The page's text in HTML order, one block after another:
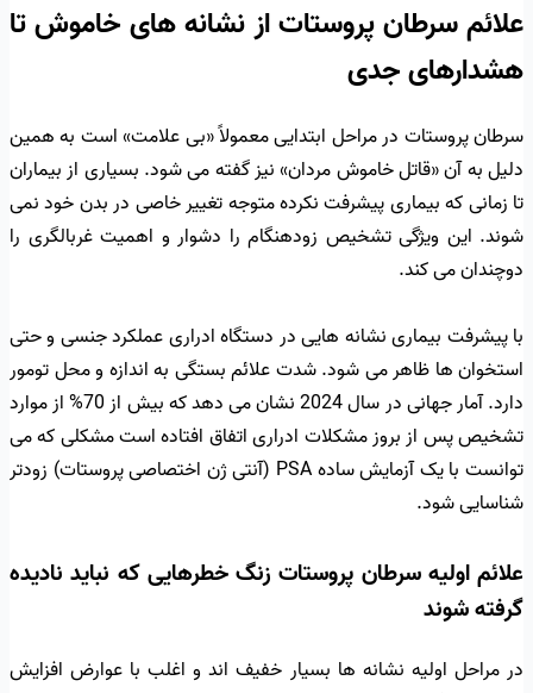
علائم سرطان پروستات از نشانه های خاموش تا
هشدارهای جدی
سرطان پروستات در مراحل ابتدایی معمولاً «بی علامت» است به همین
دلیل به آن «قاتل خاموش مردان» نیز گفته می شود. بسیاری از بیماران
تا زمانی که بیماری پیشرفت نکرده متوجه تغییر خاصی در بدن خود نمی
شوند. این ویژگی تشخیص زودهنگام را دشوار و اهمیت غربالگری را
دوچندان می کند.
با پیشرفت بیماری نشانه هایی در دستگاه ادراری عملکرد جنسی و حتی
استخوان ها ظاهر می شود. شدت علائم بستگی به اندازه و محل تومور
دارد. آمار جهانی در سال 2024 نشان می دهد که بیش از 70% از موارد
تشخیص پس از بروز مشکلات ادراری اتفاق افتاده است مشکلی که می
توانست با یک آزمایش ساده PSA (آنتی ژن اختصاصی پروستات) زودتر
شناسایی شود.
علائم اولیه سرطان پروستات زنگ خطرهایی که نباید نادیده
گرفته شوند
در مراحل اولیه نشانه ها بسیار خفیف اند و اغلب با عوارض افزایش